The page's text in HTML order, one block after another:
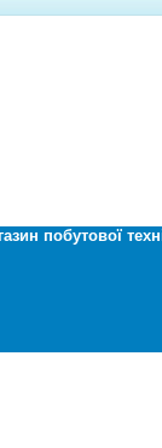
побутової